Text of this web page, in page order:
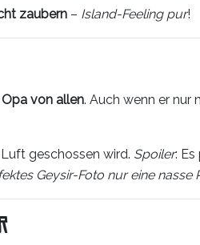
zaubern – Island-Feeling pur!
von allen. Auch wenn er nur
geschossen wird. Spoiler: Es
Geysir-Foto nur eine nasse